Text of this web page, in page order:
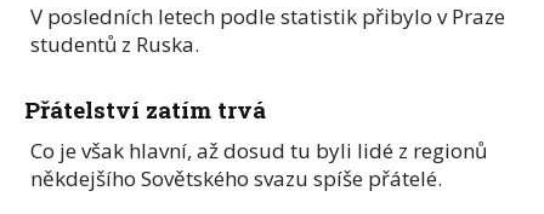
V posledních letech podle statistik přibylo v Praze
studentů z Ruska.
Přátelství zatím trvá
Co je však hlavní, až dosud tu byli lidé z regionů
někdejšího Sovětského svazu spíše přátelé.